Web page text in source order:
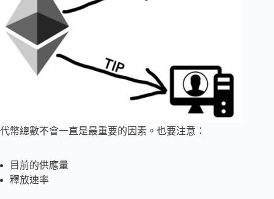
代幣總數不會一直是最重要的因素。也要注意：
目前的供應量
釋放速率